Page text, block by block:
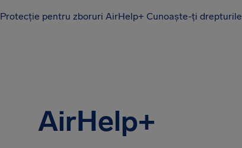
Protecție pentru zboruri AirHelp+ Cunoaște-ți drepturile
AirHelp+